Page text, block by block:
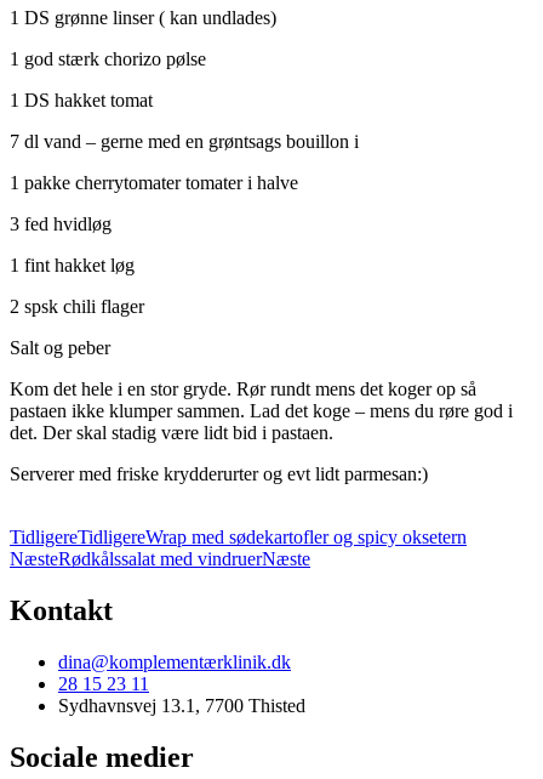
1 DS grønne linser ( kan undlades)
1 god stærk chorizo pølse
1 DS hakket tomat
7 dl vand – gerne med en grøntsags bouillon i
1 pakke cherrytomater tomater i halve
3 fed hvidløg
1 fint hakket løg
2 spsk chili flager
Salt og peber
Kom det hele i en stor gryde. Rør rundt mens det koger op så
pastaen ikke klumper sammen. Lad det koge – mens du røre god i
det. Der skal stadig være lidt bid i pastaen.
Serverer med friske krydderurter og evt lidt parmesan:)
TidligereTidligereWrap med sødekartofler og spicy oksetern
NæsteRødkålssalat med vindruerNæste
Kontakt
dina@komplementærklinik.dk
28 15 23 11
Sydhavnsvej 13.1, 7700 Thisted
Sociale medier